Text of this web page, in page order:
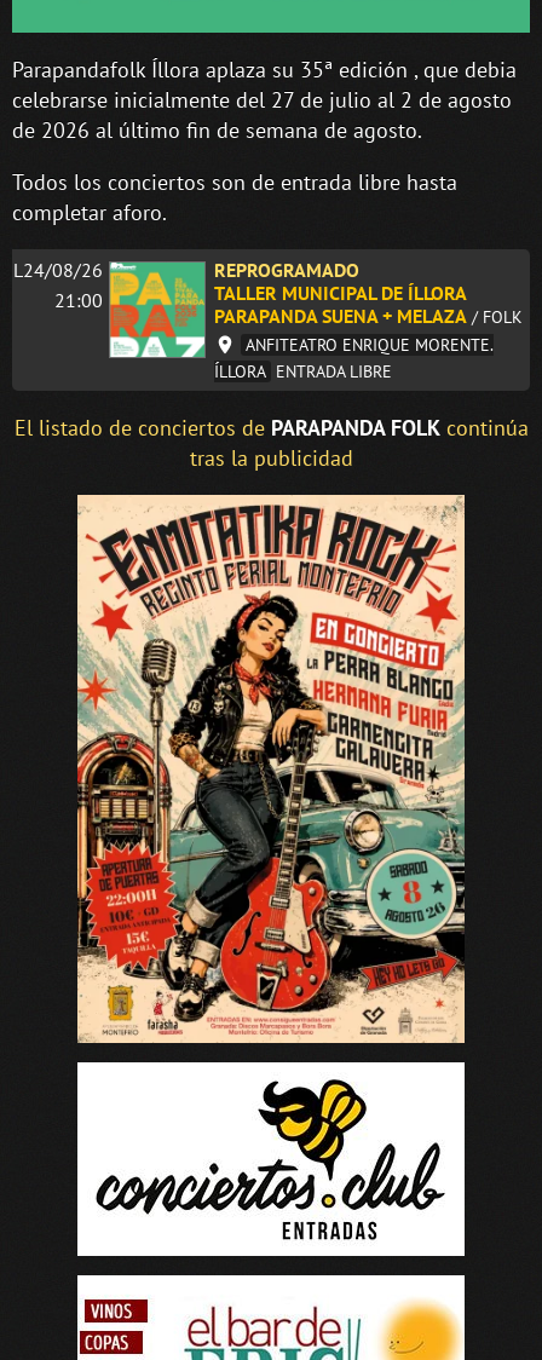
Parapandafolk Íllora aplaza su 35ª edición , que debia
celebrarse inicialmente del 27 de julio al 2 de agosto
de 2026 al último fin de semana de agosto.
Todos los conciertos son de entrada libre hasta
completar aforo.
L24/08/26
21:00
REPROGRAMADO
TALLER MUNICIPAL DE ÍLLORA
PARAPANDA SUENA + MELAZA / FOLK
ANFITEATRO ENRIQUE MORENTE.
ÍLLORA ENTRADA LIBRE
El listado de conciertos de PARAPANDA FOLKcontinúa
tras la publicidad